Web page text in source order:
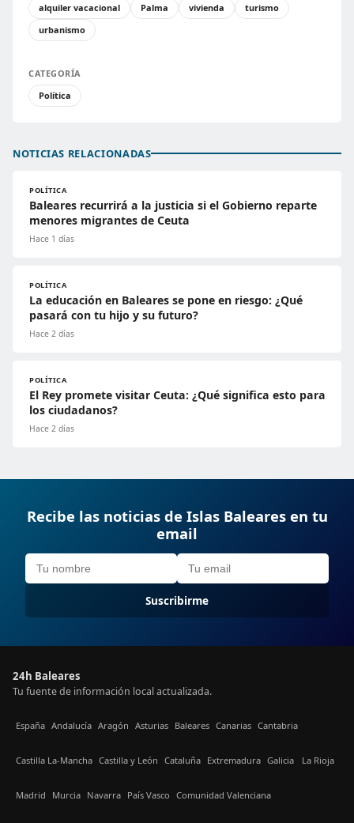
alquiler vacacional
Palma vivienda
turismo
urbanismo
CATEGORÍA
Política
NOTICIAS RELACIONADAS
POLÍTICA
Baleares recurrirá a la justicia si el Gobierno reparte
menores migrantes de Ceuta
Hace 1 días
POLÍTICA
La educación en Baleares se pone en riesgo: ¿Qué
pasará con tu hijo y su futuro?
Hace 2 días
POLÍTICA
El Rey promete visitar Ceuta: ¿Qué significa esto para
los ciudadanos?
Hace 2 días
Recibe las noticias de Islas Baleares en tu
email
Suscribirme
24h Baleares
Tu fuente de información local actualizada.
España Andalucía Aragón Asturias Baleares Canarias Cantabria
Castilla La-Mancha Castilla y León Cataluña Extremadura Galicia La Rioja
Madrid Murcia Navarra País Vasco Comunidad Valenciana